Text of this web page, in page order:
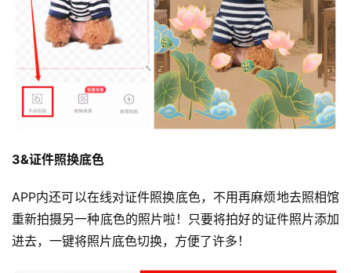
3&证件照换底色
APP内还可以在线对证件照换底色，不用再麻烦地去照相馆
重新拍摄另一种底色的照片啦！只要将拍好的证件照片添加
进去，一键将照片底色切换，方便了许多！